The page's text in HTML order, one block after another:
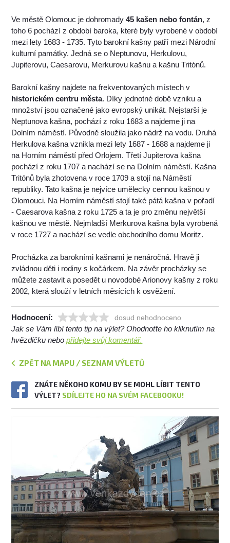
Ve městě Olomouc je dohromady45 kašen nebo fontán, z
toho 6 pochází z období baroka, které byly vyrobené v období
mezi lety 1683 - 1735. Tyto barokní kašny patří mezi Národní
kulturní památky. Jedná se o Neptunovu, Herkulovu,
Jupiterovu, Caesarovu, Merkurovu kašnu a kašnu Tritónů.
Barokní kašny najdete na frekventovaných místech v
historickém centru města. Díky jednotné době vzniku a
množství jsou označené jako evropský unikát. Nejstarší je
Neptunova kašna, pochází z roku 1683 a najdeme ji na
Dolním náměstí. Původně sloužila jako nádrž na vodu. Druhá
Herkulova kašna vznikla mezi lety 1687 - 1688 a najdeme ji
na Horním náměstí před Orlojem. Třetí Jupiterova kašna
pochází z roku 1707 a nachází se na Dolním náměstí. Kašna
Tritónů byla zhotovena v roce 1709 a stojí na Náměstí
republiky. Tato kašna je nejvíce umělecky cennou kašnou v
Olomouci. Na Horním náměstí stojí také pátá kašna v pořadí
- Caesarova kašna z roku 1725 a ta je pro změnu největší
kašnou ve městě. Nejmladší Merkurova kašna byla vyrobená
v roce 1727 a nachází se vedle obchodního domu Moritz.
Procházka za barokními kašnami je nenáročná. Hravě ji
zvládnou děti i rodiny s kočárkem. Na závěr procházky se
můžete zastavit a posedět u novodobé Arionovy kašny z roku
2002, která slouží v letních měsících k osvěžení.
Hodnocení: dosud nehodnoceno
Jak se Vám líbí tento tip na výlet? Ohodnoťte ho kliknutím na
hvězdičku nebopřidejte svůj komentář.
ZPĚT NA MAPU / SEZNAM VÝLETŮ
ZNÁTE NĚKOHO KOMU BY SE MOHL LÍBIT TENTO
VÝLET? SDÍLEJTE HO NA SVÉM FACEBOOKU!